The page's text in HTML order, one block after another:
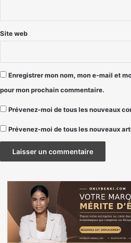
Site web
Enregistrer mon nom, mon e-mail et
pour mon prochain commentaire.
Prévenez-moi de tous les nouveaux
Prévenez-moi de tous les nouveaux